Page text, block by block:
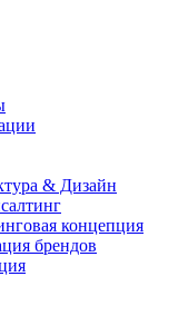
& Дизайн
концепция
брендов